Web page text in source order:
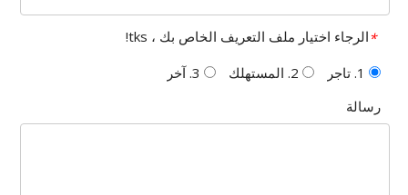
*الرجاء اختيار ملف التعريف الخاص بك ، tks!
رسالة